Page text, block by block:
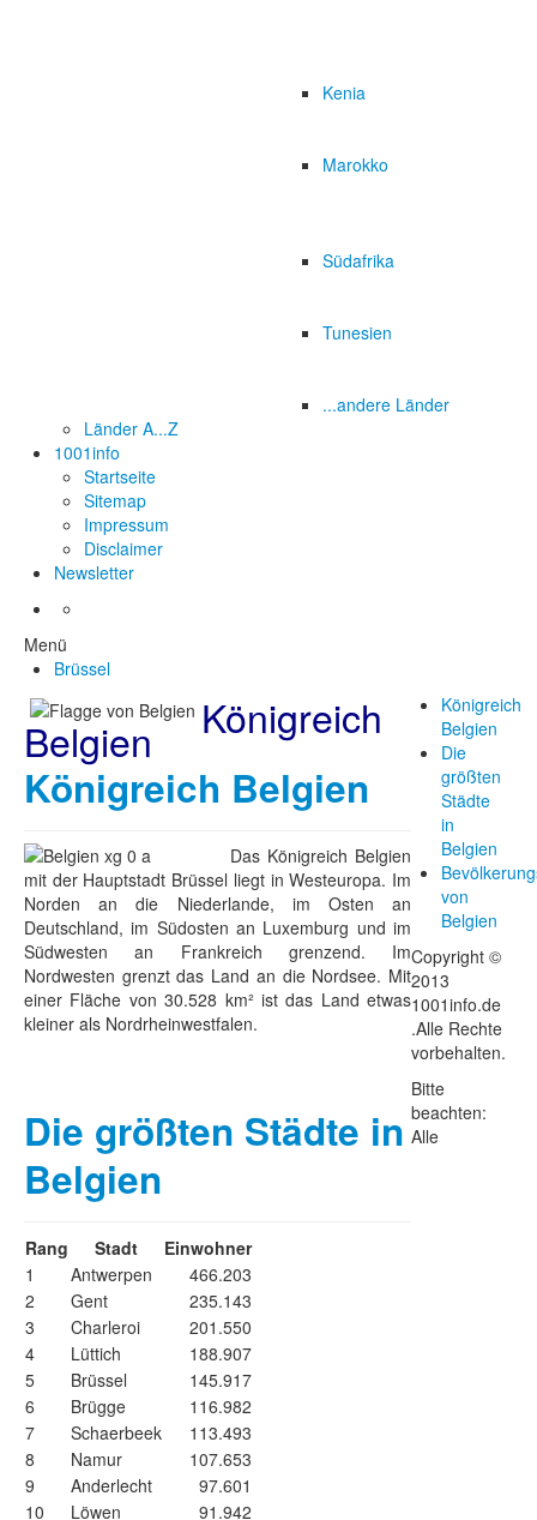
Kenia
Marokko
Südafrika
Tunesien
...andere Länder
Länder A...Z
1001info
Startseite
Sitemap
Impressum
Disclaimer
Newsletter
Menü
Brüssel
Königreich
Belgien
Königreich Belgien
Das Königreich Belgien
mit der Hauptstadt Brüssel liegt in Westeuropa. Im
Norden an die Niederlande, im Osten an
Deutschland, im Südosten an Luxemburg und im
Südwesten an Frankreich grenzend. Im
Nordwesten grenzt das Land an die Nordsee. Mit
einer Fläche von 30.528 km² ist das Land etwas
kleiner als Nordrheinwestfalen.
Die größten Städte in
Belgien
Rang Stadt
Einwohner
1
Antwerpen
466.203
2
Gent
235.143
3
Charleroi
201.550
4
Lüttich
188.907
5
Brüssel
145.917
6
Brügge
116.982
7
Schaerbeek
113.493
8
Namur
107.653
9
Anderlecht
97.601
10
Löwen 91.942
Königreich
Belgien
Die
größten
Städte
in
Belgien
von
Belgien
Copyright ©
2013
1001info.de
.Alle Rechte
vorbehalten.
Bitte
beachten:
Alle